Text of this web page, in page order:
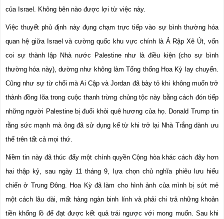
của Israel. Không bên nào được lợi từ việc này.
Việc thuyết phủ định này đụng chạm trực tiếp vào sự bình thường hóa
quan hệ giữa Israel và cường quốc khu vực chính là Ả Rập Xê Út, vốn
coi sự thành lập Nhà nước Palestine như là điều kiện (cho sự bình
thường hóa này), dường như không làm Tổng thống Hoa Kỳ lay chuyển.
Cũng như sự từ chối mà Ai Cập và Jordan đã bày tỏ khi không muốn trở
thành đồng lõa trong cuộc thanh trừng chủng tộc này bằng cách đón tiếp
những người Palestine bị đuổi khỏi quê hương của họ. Donald Trump tin
rằng sức mạnh mà ông đã sử dụng kể từ khi trở lại Nhà Trắng dành ưu
thế trên tất cả mọi thứ.
Niềm tin này đã thúc đẩy một chính quyền Cộng hòa khác cách đây hơn
hai thập kỷ, sau ngày 11 tháng 9, lựa chọn chủ nghĩa phiêu lưu hiếu
chiến ở Trung Đông. Hoa Kỳ đã làm cho hình ảnh của mình bị sứt mẻ
một cách lâu dài, mất hàng ngàn binh lính và phải chi trả những khoản
tiền khổng lồ để đạt được kết quả trái ngược với mong muốn. Sau khi